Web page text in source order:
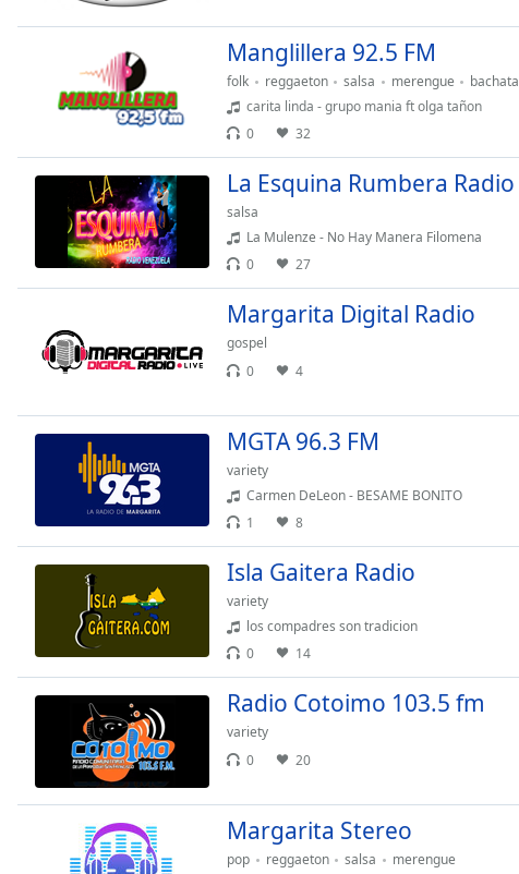
Background
Opacity
Font
Edge
Modal
Dialog
Manglillera 92.5 FM
folk reggaeton salsa merengue bachata
carita linda - grupo mania ft olga tañon
0
32
La Esquina Rumbera Radio
salsa
La Mulenze - No Hay Manera Filomena
0
27
Margarita Digital Radio
gospel
0
4
MGTA 96.3 FM
variety
Carmen DeLeon - BESAME BONITO
1
8
Isla Gaitera Radio
variety
los compadres son tradicion
0
14
Radio Cotoimo 103.5 fm
variety
0
20
Margarita Stereo
pop reggaeton salsa
merengue